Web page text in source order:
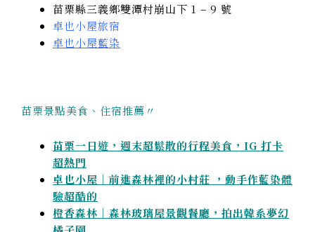
苗栗縣三義鄉雙潭村崩山下 1 – 9 號
卓也小屋旅宿
卓也小屋藍染
苗栗景點美食、住宿推薦〃
苗栗一日遊，週末超鬆散的行程美食，IG 打卡
超熱門
卓也小屋｜前進森林裡的小村莊 ，動手作藍染體
驗超酷的
橙香森林｜森林玻璃屋景觀餐廳，拍出韓系夢幻